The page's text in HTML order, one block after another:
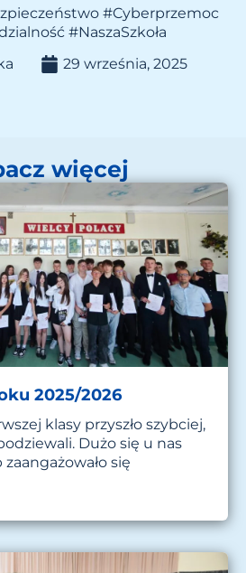
#Cyberprzemoc
#NaszaSzkoła
29 września, 2025
więcej
2025/2026
klasy przyszło szybciej,
Dużo się u nas
zaangażowało się